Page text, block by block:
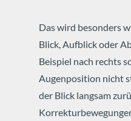
Das wird besonders
Blick, Aufblick oder
Beispiel nach rechts
Augenposition nicht
der Blick langsam